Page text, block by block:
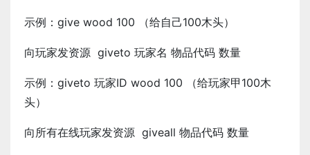
示例：give wood 100 （给自己100木头）
向玩家发资源 giveto 玩家名 物品代码 数量
示例：giveto 玩家ID wood 100 （给玩家甲100木
头）
向所有在线玩家发资源 giveall 物品代码 数量